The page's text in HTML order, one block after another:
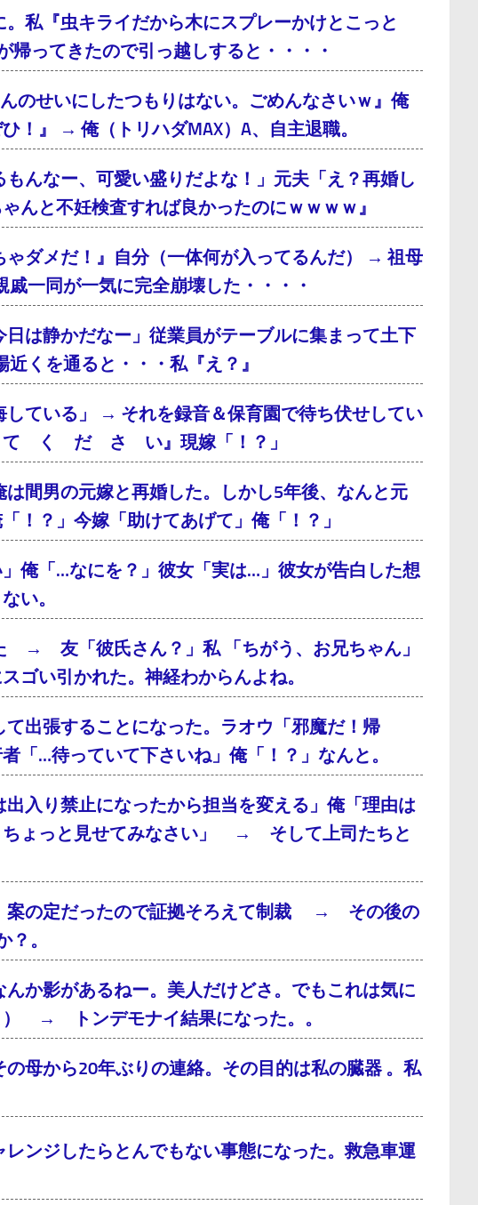
私『虫キライだから木にスプレーかけとこっと
ってきたので引っ越しすると・・・・
のせいにしたつもりはない。ごめんなさいｗ』俺
！』 → 俺（トリハダMAX）A、自主退職。
んなー、可愛い盛りだよな！」元夫「え？再婚し
んと不妊検査すれば良かったのにｗｗｗｗ』
ダメだ！』自分（一体何が入ってるんだ） → 祖母
一同が一気に完全崩壊した・・・・
は静かだなー」従業員がテーブルに集まって土下
くを通ると・・・私『え？』
ている」 → それを録音＆保育園で待ち伏せしてい
く だ さ い』現嫁「！？」
間男の元嫁と再婚した。しかし5年後、なんと元
？」今嫁「助けてあげて」俺「！？」
俺「…なにを？」彼女「実は…」彼女が告白した想
い。
→ 友「彼氏さん？」私 「ちがう、お兄ちゃん」
ゴい引かれた。神経わからんよね。
出張することになった。ラオウ「邪魔だ！帰
…待っていて下さいね」俺「！？」なんと。
入り禁止になったから担当を変える」俺「理由は
ちょっと見せてみなさい」 → そして上司たちと
案の定だったので証拠そろえて制裁 → その後の
。
か影があるねー。美人だけどさ。でもこれは気に
） → トンデモナイ結果になった。。
母から20年ぶりの連絡。その目的は私の臓器 。私
ンジしたらとんでもない事態になった。救急車運